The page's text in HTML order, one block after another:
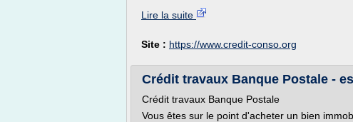
Lire la suite
Site : https://www.credit-conso.org
Crédit travaux Banque Postale -
Crédit travaux Banque Postale
Vous êtes sur le point d'acheter un bien